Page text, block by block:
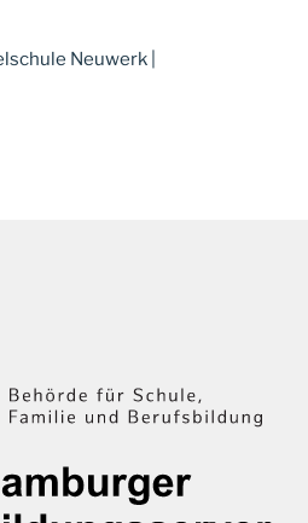
Neuwerk |